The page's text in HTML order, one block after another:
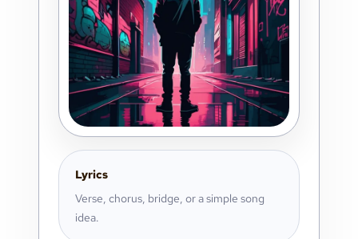
Lyrics
Verse, chorus, bridge, or a simple song
idea.